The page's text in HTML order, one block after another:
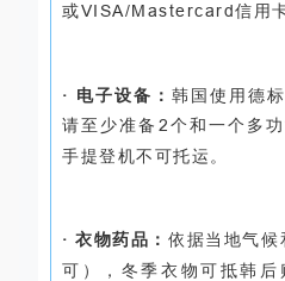
或VISA/Mastercard信用
· 电子设备： 韩国使用德
请至少准备 2个和一个多
手提登机不可托运。
· 衣物药品：依据当地气
可），冬季衣物可抵韩